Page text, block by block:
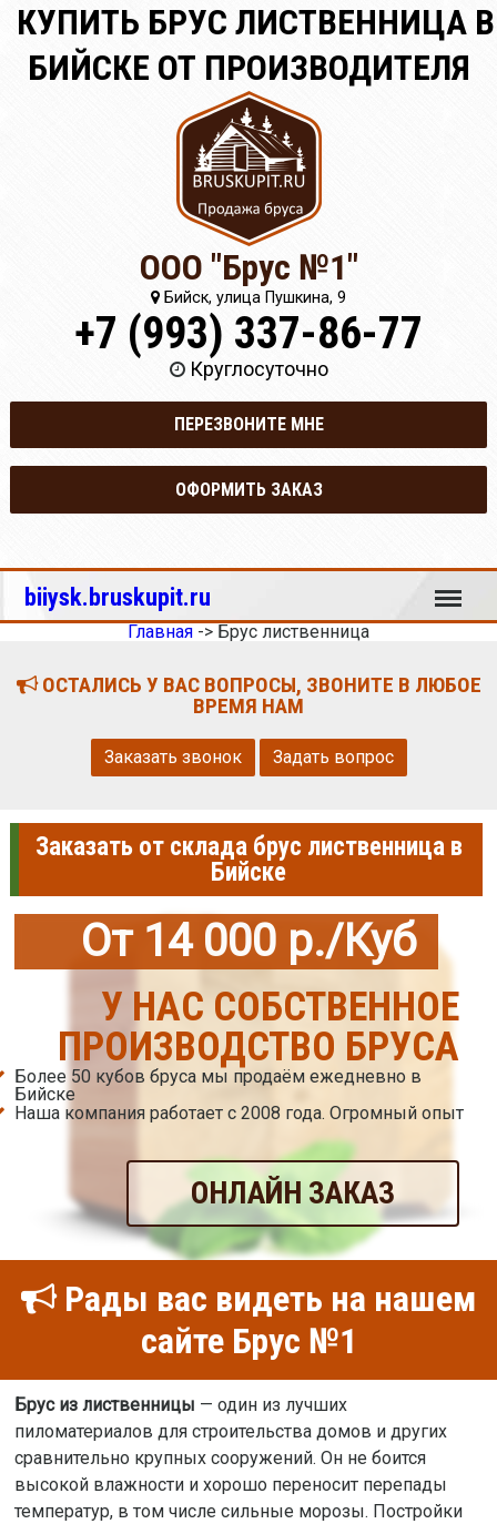
КУПИТЬ БРУС ЛИСТВЕННИЦА В
БИЙСКЕ ОТ ПРОИЗВОДИТЕЛЯ
ООО "Брус №1"
Бийск, улица Пушкина, 9
+7 (993) 337-86-77
Круглосуточно
ПЕРЕЗВОНИТЕ МНЕ
ОФОРМИТЬ ЗАКАЗ
biiysk.bruskupit.ru Меню
Главная -> Брус лиственница
ОСТАЛИСЬ У ВАС ВОПРОСЫ, ЗВОНИТЕ В ЛЮБОЕ
ВРЕМЯ НАМ
Заказать звонок Задать вопрос
Заказать от склада брус лиственница в
Бийске
От 14 000 р./Куб
У НАС СОБСТВЕННОЕ
ПРОИЗВОДСТВО БРУСА
Более 50 кубов бруса мы продаём ежедневно в
Бийске
Наша компания работает с 2008 года. Огромный опыт
ОНЛАЙН ЗАКАЗ
Рады вас видеть на нашем
сайте Брус №1
Брус из лиственницы — один из лучших
пиломатериалов для строительства домов и других
сравнительно крупных сооружений. Он не боится
высокой влажности и хорошо переносит перепады
температур, в том числе сильные морозы. Постройки